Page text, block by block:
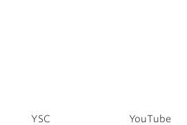
YSC
YouTube